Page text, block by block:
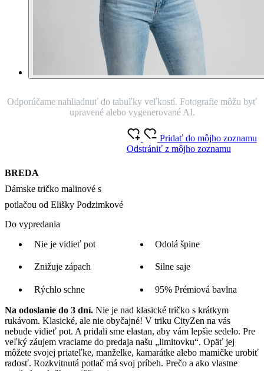
Odporúčame nahliadnuť do tabuľky veľkostí. Fotografie môžu byť
upravené alebo vygenerované AI.
BREDA
Dámske tričko malinové s
potlačou od Elišky Podzimkové
Pridať do môjho zoznamu
Odstrániť z môjho zoznamu
Do vypredania
Nie je vidieť pot
Odolá špine
Znižuje zápach Silne saje
Rýchlo schne 95% Prémiová bavlna
Na odoslanie do 3 dní. Nie je nad klasické tričko s krátkym
rukávom. Klasické, ale nie obyčajné! V triku CityZen na vás
nebude vidieť pot. A pridali sme elastan, aby vám lepšie sedelo. Pre
veľký záujem vraciame do predaja našu „limitovku“. Opäť jej
môžete svojej priateľke, manželke, kamarátke alebo mamičke urobiť
radosť. Rozkvitnutá potlač má svoj príbeh. Prečo a ako vlastne